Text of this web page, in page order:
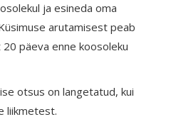
ja esineda oma
arutamisest peab
päeva enne koosoleku
otsus on langetatud, kui
liikmetest.